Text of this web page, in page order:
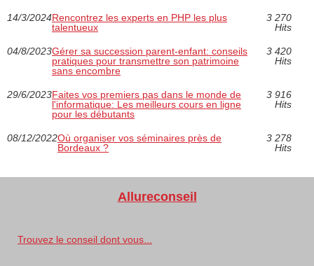
14/3/2024Rencontrez les experts en PHP les plus
talentueux
3 270
Hits
04/8/2023Gérer sa succession parent-enfant: conseils
pratiques pour transmettre son patrimoine
sans encombre
3 420
Hits
29/6/2023Faites vos premiers pas dans le monde de
l'informatique: Les meilleurs cours en ligne
pour les débutants
3 916
Hits
08/12/2022Où organiser vos séminaires près de
Bordeaux ?
3 278
Hits
Allureconseil
Trouvez le conseil dont vous...